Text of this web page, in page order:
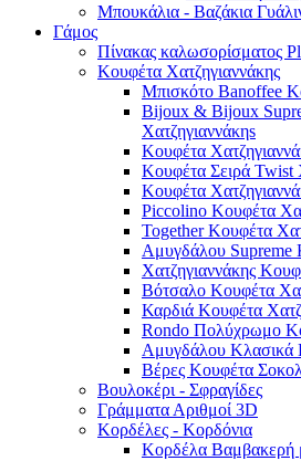
Μπουκάλια - Βαζάκια
Γάμος
Πίνακας καλωσορίσματος
Κουφέτα Χατζηγιαννάκης
Μπισκότο Banoffee
Bijoux & Bijoux
Χατζηγιαννάκηs
Κουφέτα
Κουφέτα Σειρά Twist
Κουφέτα
Piccolino Κουφέτα
Together Κουφέτα
Αμυγδάλου Supreme
Χατζηγιαννάκης
Βότσαλο Κουφέτα
Καρδιά Κουφέτα
Rondo Πολύχρωμο
Αμυγδάλου Κλασικά
Βέρες Κουφέτα
Βουλοκέρι - Σφραγίδες
Γράμματα Αριθμοί 3D
Κορδέλες - Κορδόνια
Κορδέλα Βαμβακερή